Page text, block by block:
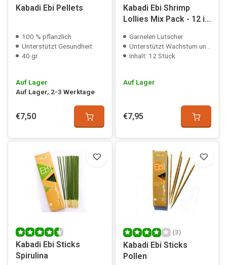
Kabadi Ebi Pellets
100 % pflanzlich
Unterstützt Gesundheit
40 gr.
Auf Lager
Auf Lager, 2-3 Werktage
€7,50
Kabadi Ebi Shrimp
Lollies Mix Pack - 12 in
Garnelen Lutscher
Unterstützt Wachstum und Gesundheit
Inhalt: 12 Stück
Auf Lager
€7,95
Kabadi Ebi Sticks
Spirulina
(3)
Kabadi Ebi Sticks
Pollen